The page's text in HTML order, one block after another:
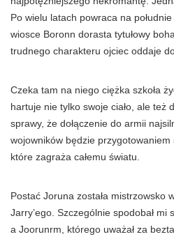
Po wielu latach powraca na
wiosce Boronn dorasta tytułowy
trudnego charakteru ojciec oddaje
Czeka tam na niego ciężka szkoła
hartuje nie tylko swoje ciało, ale też
sprawy, że dołączenie do armii
wojowników będzie przygotowaniem
które zagraża całemu światu.
Postać Joruna została mistrzowsko
Jarry’ego. Szczególnie spodobał
a Joorunrm, którego uważał za